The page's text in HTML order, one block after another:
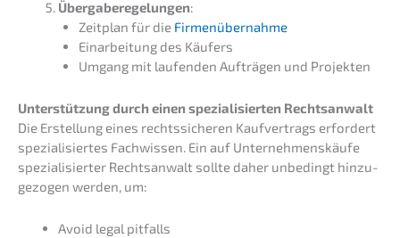
Überga­be­re­ge­lun­gen:
Zeitplan für die Firmen­über­nah­me
Einar­bei­tung des Käufers
Umgang mit laufen­den Aufträ­gen und Projekten
Unter­stüt­zung durch einen spezia­li­sier­ten Rechtsanwalt
Die Erstel­lung eines rechts­si­che­ren Kaufver­trags erfor­dert
spezia­li­sier­tes Fachwis­sen. Ein auf Unter­neh­mens­käu­fe
spezia­li­sier­ter Rechts­an­walt sollte daher unbedingt hinzu­
ge­zo­gen werden, um:
Avoid legal pitfalls